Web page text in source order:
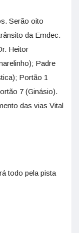
Serão oito
da Emdec.
Heitor
Padre
Portão 1
7 (Ginásio).
das vias Vital
todo pela pista